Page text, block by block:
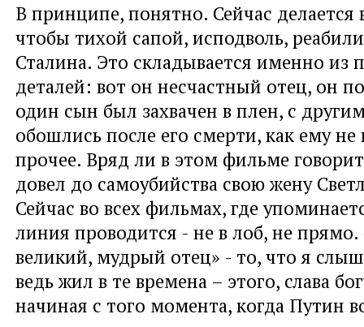
В принципе, понятно. Сейчас делается
чтобы тихой сапой, исподволь,
Сталина. Это складывается именно из
деталей: вот он несчастный отец, он
один сын был захвачен в плен, с
обошлись после его смерти, как ему не
прочее. Вряд ли в этом фильме
довел до самоубийства свою жену
Сейчас во всех фильмах, где
линия проводится - не в лоб, не прямо.
великий, мудрый отец» - то, что я
ведь жил в те времена – этого, слава
начиная с того момента, когда Путин